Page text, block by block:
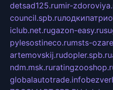
detsad125.rumir-
council.spb.ru
iclub.net.rugazon-easy.ru
pylesostineco.rumsts-
artemovskij.rudopler.spb.ru
ndm.msk.ru
globalautotrade.info